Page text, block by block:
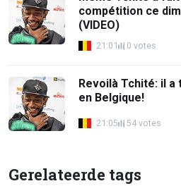
compétition ce
(VIDEO)
21:01 0 votes
Revoilà Tchité: il
en Belgique!
21:05 54 votes
Gerelateerde tags